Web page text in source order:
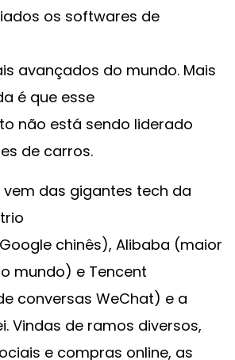
os softwares de
avançados do mundo. Mais
é que esse
não está sendo liderado
de carros.
vem das gigantes tech da
chinês), Alibaba (maior
mundo) e Tencent
conversas WeChat) e a
Vindas de ramos diversos,
e compras online, as